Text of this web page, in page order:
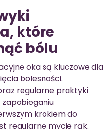
które
bólu
oka są kluczowe dla
bolesności.
regularne praktyki
krokiem do
regularne mycie rąk.